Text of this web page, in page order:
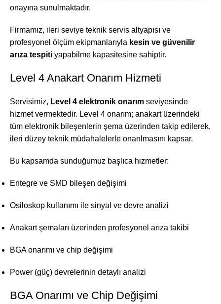
onayına sunulmaktadır.
Firmamız, ileri seviye teknik servis altyapısı ve
profesyonel ölçüm ekipmanlarıyla kesin ve güvenilir
arıza tespiti yapabilme kapasitesine sahiptir.
Level 4 Anakart Onarım Hizmeti
Servisimiz, Level 4 elektronik onarım seviyesinde
hizmet vermektedir. Level 4 onarım; anakart üzerindeki
tüm elektronik bileşenlerin şema üzerinden takip edilerek,
ileri düzey teknik müdahalelerle onarılmasını kapsar.
Bu kapsamda sunduğumuz başlıca hizmetler:
Entegre ve SMD bileşen değişimi
Osiloskop kullanımı ile sinyal ve devre analizi
Anakart şemaları üzerinden profesyonel arıza takibi
BGA onarımı ve chip değişimi
Power (güç) devrelerinin detaylı analizi
BGA Onarımı ve Chip Değişimi